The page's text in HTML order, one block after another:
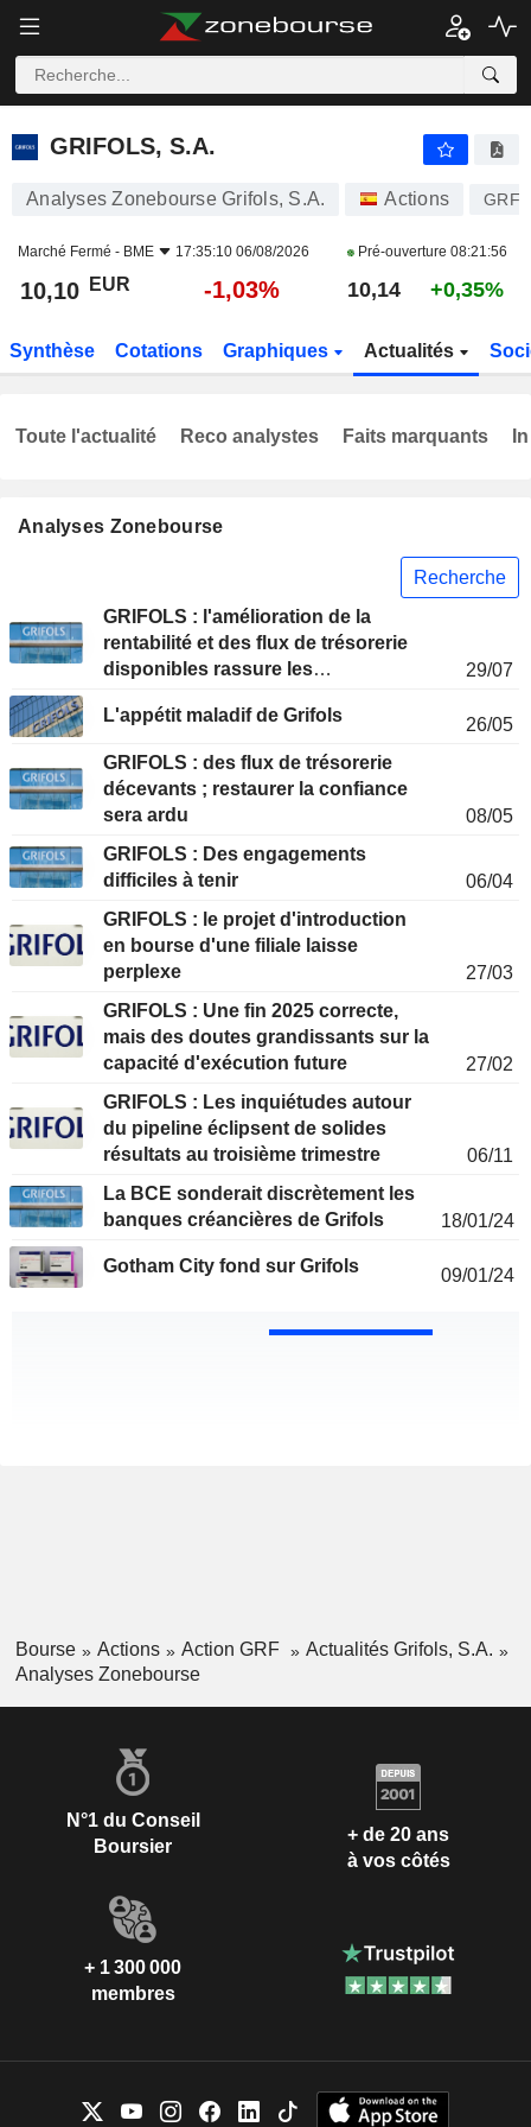
GRIFOLS, S.A.
GRIFOLS, S.A.
Analyses Zonebourse Grifols, S.A. Actions GRF
Marché Fermé - BME 17:35:10 06/08/2026 Pré-ouverture 08:21:56
10,10 EUR -1,03% 10,14 +0,35%
Synthèse Cotations Graphiques Actualités
Analyses Zonebourse
Recherche
GRIFOLS : l'amélioration de la
rentabilité et des flux de trésorerie
disponibles rassure les
29/07
L'appétit maladif de Grifols
26/05
GRIFOLS : des flux de trésorerie
décevants ; restaurer la confiance
sera ardu
08/05
GRIFOLS : Des engagements
difficiles à tenir
06/04
GRIFOLS : le projet d'introduction
en bourse d'une filiale laisse
perplexe
27/03
GRIFOLS : Une fin 2025 correcte,
mais des doutes grandissants sur la
capacité d'exécution future
27/02
GRIFOLS : Les inquiétudes autour
du pipeline éclipsent de solides
résultats au troisième trimestre
06/11
La BCE sonderait discrètement les
banques créancières de Grifols
18/01/24
Gotham City fond sur Grifols 09/01/24
Toute l'actualité Reco analystes Faits marquants
Bourse Actions Action GRF
Actualités Grifols, S.A.
Analyses Zonebourse
N°1 du Conseil
Boursier
+ de 20 ans
à vos côtés
+ 1 300 000
membres